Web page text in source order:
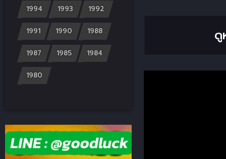
1994 1993 1992
1991 1990 1988
1987 1985 1984
1980
ดู